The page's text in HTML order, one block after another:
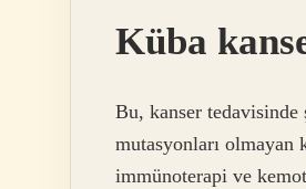
Küba
Bu, kanser
mutasyonları olmayan
immünoterapi ve